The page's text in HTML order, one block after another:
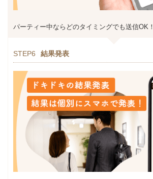
パーティー中ならどのタイミングでも送信OK！
STEP6 結果発表